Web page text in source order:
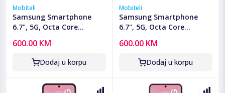
Mobiteli
Samsung Smartphone
6.7", 5G, Octa Core
50Mpixel - Galaxy A37 5G
6GB/128GB Charcoal
600.00 KM
Dodaj u korpu
Mobiteli
Samsung Smartphone
6.7", 5G, Octa Core
50Mpixel - Galaxy A37 5G
6GB/128GB Lavender
600.00 KM
Dodaj u korpu